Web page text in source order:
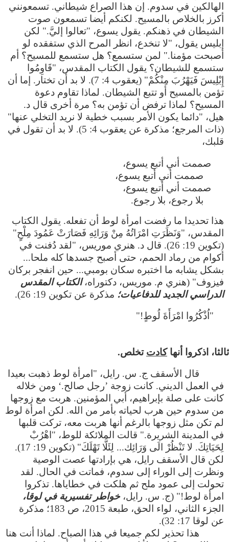
الهالكين في سدوم. إن هذا الصراع شيطاني. تسمعونني
أكرز بالخلاص بالمسيح. لكنكم أيضا تسمعون صوت
الشيطان في ذهنكم. يقول يسوع، "تعالوا إليَّ." لكن
إبليس يقول، "لا تنخدع، انظر المرح الذي ستفقده لو
أصبحت مؤمنا." لمن ستسمع؟ هل ستسمع للمسيح؟ أم
ستسمع للشيطان؟ يقول الكتاب المقدس، "قَاوِمُوا
إِبْلِيسَ فَيَهْرُبَ مِنْكُمْ" (يعقوب 4: 7). لا بد أن تختار. إما أن
تؤمن بالمسيح أو تتبع الشيطان. لماذا تقاوم دعوة
المسيح؟ لماذا ترفض أن تؤمن به؟ مرة أخرى قال د.
هيل، "دائما يكون الأمر بسبب خطية لا نريد التخلي عنها"
(ذات المرجع؛ مذكرة عن يعقوب 4: 5). لا بد أن تقول في
قلبك،
صممت أني أتبع يسوع،
صممت أني أتبع يسوع،
صممت أني أتبع يسوع،
بلا رجوع، بلا رجوع.
هذا تحديدا ما رفضت امرأة لوط أن تفعله. يقول الكتاب
المقدس، "وَنَظَرَتِ امْرَاتُهُ مِنْ وَرَائِهِ فَصَارَتْ عَمُودَ مِلْحٍ"
(تكوين 19: 26). قال د. هنري موريس، "لقد دُفنت في
أكوام من رماد الحمم، حتى أصبح جسدها كله ملحا...
بشكل يشابه ما اختبره سكان بومبي... حين انفجر بركان
فيزوف" (هنري م. موريس، دكتوراه،الكتاب المقدس
الدراسي الجديد للدفاعيات؛ مذكرة عن تكوين 19: 26).
"اُذْكُرُوا امْرَأَةَ لُوطٍ!"
كادت تخلص.
قال الأسقف ج. س. رايل، "امرأة لوط ذهبت بعيدا
في العمل الديني. كانت زوجة ’رجل صالح.‘ ومن خلاله
كانت على صلة بإبراهيم، أبي المؤمنين. هربت مع زوجها
من سدوم حين هرب لحياته بأمر من الله. لكن امرأة لوط
لم تكن مثل زوجها بالرغم أنها هربت معه، تركت قلبها
في المدينة الشريرة." قالت الملائكة للوط، "اهْرُبْ
لِحَيَاتِكَ. لا تَنْظُرْ الَى وَرَائِك... لِئَلَّا تَهْلَكَ" (تكوين 19: 17).
لكن قال الأسقف رايل، هي بإرادتها عصت الوصية
ونظرت إلى الوراء إلى سدوم، فماتت في الحال. لقد
تحولت إلى عمود ملح ثم هلكت في خطاياها. تذكروا
امرأة لوط!" (ج. س. رايل،خواطر تفسيرية في لوقا،
الجزء الثاني، لواء الحق، طبعة 2015، ص 183؛ مذكرة
عن لوقا 17: 32).
هذا تحذير لكم جميعا في هذا الصباح. لماذا أنت هنا